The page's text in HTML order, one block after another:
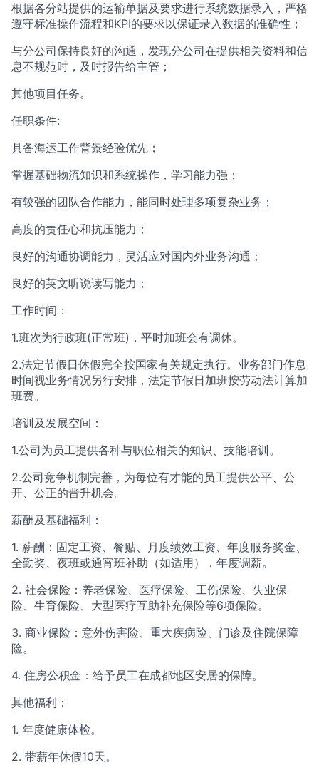
根据各分站提供的运输单据及要求进行系统数据录入，严格
遵守标准操作流程和KPI的要求以保证录入数据的准确性；
与分公司保持良好的沟通，发现分公司在提供相关资料和信
息不规范时，及时报告给主管；
其他项目任务。
任职条件:
具备海运工作背景经验优先；
掌握基础物流知识和系统操作，学习能力强；
有较强的团队合作能力，能同时处理多项复杂业务；
高度的责任心和抗压能力；
良好的沟通协调能力，灵活应对国内外业务沟通；
良好的英文听说读写能力；
工作时间：
1.班次为行政班(正常班)，平时加班会有调休。
2.法定节假日休假完全按国家有关规定执行。业务部门作息
时间视业务情况另行安排，法定节假日加班按劳动法计算加
班费。
培训及发展空间：
1.公司为员工提供各种与职位相关的知识、技能培训。
2.公司竞争机制完善，为每位有才能的员工提供公平、公
开、公正的晋升机会。
薪酬及基础福利：
1. 薪酬：固定工资、餐贴、月度绩效工资、年度服务奖金、
全勤奖、夜班或通宵班补助（如适用），年度调薪。
2. 社会保险：养老保险、医疗保险、工伤保险、失业保
险、生育保险、大型医疗互助补充保险等6项保险。
3. 商业保险：意外伤害险、重大疾病险、门诊及住院保障
险。
4. 住房公积金：给予员工在成都地区安居的保障。
其他福利：
1. 年度健康体检。
2. 带薪年休假10天。